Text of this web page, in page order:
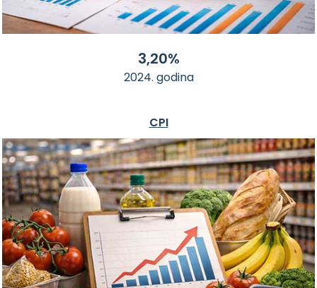
3,20%
2024. godina
CPI